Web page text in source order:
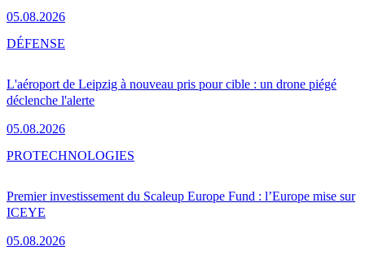
05.08.2026
L'aéroport de Leipzig à nouveau pris pour cible : un drone piégé
déclenche l'alerte
05.08.2026
DÉFENSE
Premier investissement du Scaleup Europe Fund : l’Europe mise sur
ICEYE
05.08.2026
PROTECHNOLOGIES